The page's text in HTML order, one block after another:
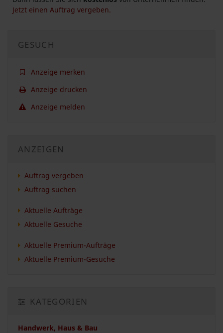
Jetzt einen Auftrag vergeben.
GESUCH
Anzeige merken
Anzeige drucken
Anzeige melden
ANZEIGEN
Auftrag vergeben
Auftrag suchen
Aktuelle Aufträge
Aktuelle Gesuche
Aktuelle Premium-Aufträge
Aktuelle Premium-Gesuche
KATEGORIEN
Handwerk, Haus & Bau